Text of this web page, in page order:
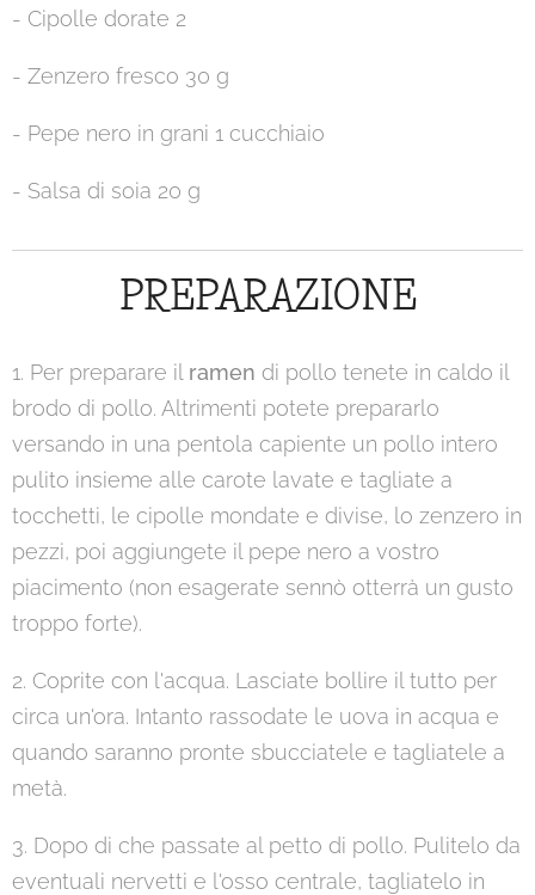
- Cipolle dorate 2
- Zenzero fresco 30 g
- Pepe nero in grani 1 cucchiaio
- Salsa di soia 20 g
PREPARAZIONE
1. Per preparare il ramen di pollo tenete in caldo il
brodo di pollo. Altrimenti potete prepararlo
versando in una pentola capiente un pollo intero
pulito insieme alle carote lavate e tagliate a
tocchetti, le cipolle mondate e divise, lo zenzero in
pezzi, poi aggiungete il pepe nero a vostro
piacimento (non esagerate sennò otterrà un gusto
troppo forte).
2. Coprite con l'acqua. Lasciate bollire il tutto per
circa un'ora. Intanto rassodate le uova in acqua e
quando saranno pronte sbucciatele e tagliatele a
metà.
3. Dopo di che passate al petto di pollo. Pulitelo da
eventuali nervetti e l'osso centrale, tagliatelo in